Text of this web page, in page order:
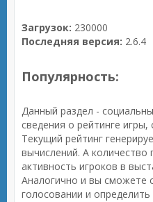
Загрузок: 230000
Последняя версия: 2.6.4
Популярность:
Данный раздел -
сведения о рейтинге
Текущий рейтинг
вычислений. А
активность игроков в
Аналогично и вы сможете
голосовании и